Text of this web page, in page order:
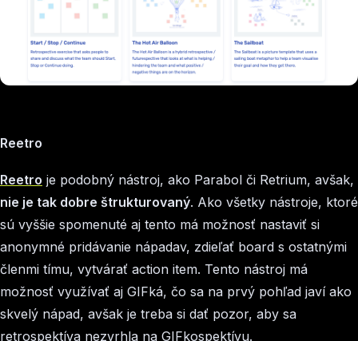
Reetro
Reetro je podobný nástroj, ako Parabol či Retrium, avšak,
nie je tak dobre štrukturovaný. Ako všetky nástroje, ktoré
sú vyššie spomenuté aj tento má možnosť nastaviť si
anonymné pridávanie nápadav, zdieľať board s ostatnými
členmi tímu, vytvárať action item. Tento nástroj má
možnosť využívať aj GIFká, čo sa na prvý pohľad javí ako
skvelý nápad, avšak je treba si dať pozor, aby sa
retrospektíva nezvrhla na GIFkospektívu.